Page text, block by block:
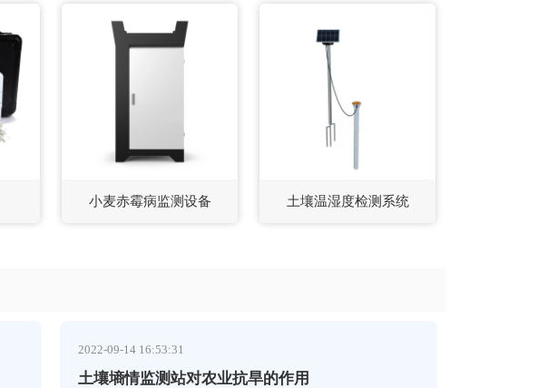
小麦赤霉病监测设备 土壤温湿度检测系统
2022-09-14 16:53:31
土壤墒情监测站对农业抗旱的作用